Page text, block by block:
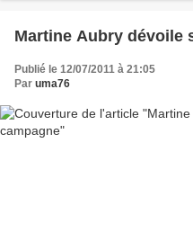
Martine Aubry dévoile
Publié le 12/07/2011 à 21:05
Par uma76